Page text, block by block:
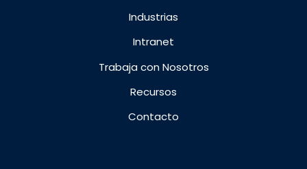
Industrias
Intranet
Trabaja con Nosotros
Recursos
Contacto